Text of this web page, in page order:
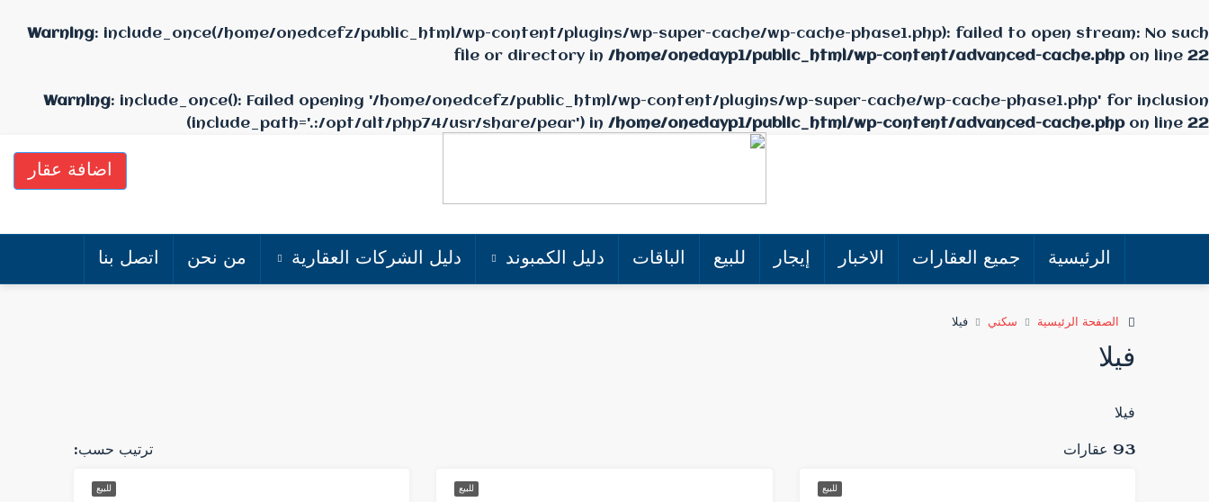
Warning: include_once(/home/onedcefz/public_html/wp-content/plugins/wp-super-cache/wp-cache-phase1.php): failed to open stream: No such
file or directory in /home/onedayp1/public_html/wp-content/advanced-cache.phpon line 22
Warning: include_once(): Failed opening '/home/onedcefz/public_html/wp-content/plugins/wp-super-cache/wp-cache-phase1.php' for inclusion
(include_path='.:/opt/alt/php74/usr/share/pear') in /home/onedayp1/public_html/wp-content/advanced-cache.phpon line 22
اضافة عقار
الرئيسية جميع العقارات الاخبار إيجار للبيع الباقات دليل الكمبوند دليل الشركات العقارية من نحن اتصل بنا
الصفحة الرئيسية سكني فيلا
فيلا
فيلا
93 عقارات ترتيب حسب:
للبيع للبيع للبيع